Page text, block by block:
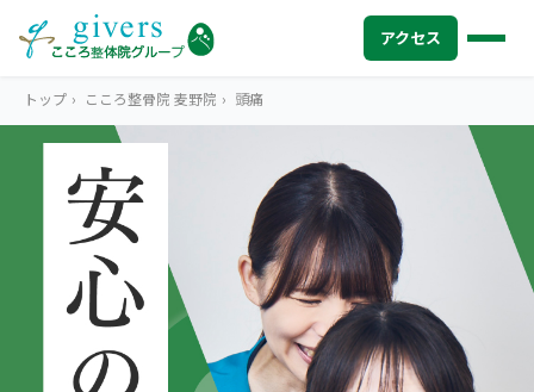
アクセス
HOME トップ
SYMPTOMS 症状から探す
腰痛
肩こり・首こり
MENU メニューから探す
STORE 店舗一覧
トップ › こころ整骨院 麦野院 › 頭痛